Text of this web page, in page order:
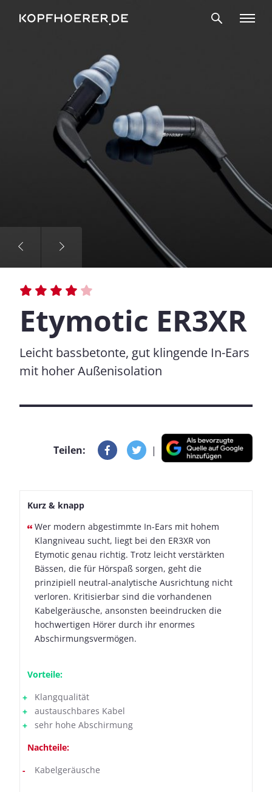
Etymotic ER3XR
Leicht bassbetonte, gut klingende In-Ears
mit hoher Außenisolation
Teilen: |
Kurz & knapp
Wer modern abgestimmte In-Ears mit hohem
Klangniveau sucht, liegt bei den ER3XR von
Etymotic genau richtig. Trotz leicht verstärkten
Bässen, die für Hörspaß sorgen, geht die
prinzipiell neutral-analytische Ausrichtung nicht
verloren. Kritisierbar sind die vorhandenen
Kabelgeräusche, ansonsten beeindrucken die
hochwertigen Hörer durch ihr enormes
Abschirmungsvermögen.
Vorteile:
Klangqualität
austauschbares Kabel
sehr hohe Abschirmung
Nachteile:
Kabelgeräusche